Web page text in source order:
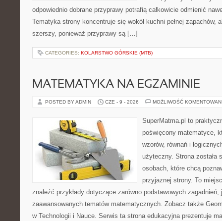
odpowiednio dobrane przyprawy potrafią całkowicie odmienić
Tematyka strony koncentruje się wokół kuchni pełnej zapachów,
szerszy, ponieważ przyprawy są […]
CATEGORIES: KOLARSTWO GÓRSKIE (MTB)
MATEMATYKA NA EGZAMINIE
POSTED BY ADMIN CZE - 9 - 2026 MOŻLIWOŚĆ
SuperMatma.pl to
poświęcony matematyce,
wzorów, równań i
użyteczny. Strona została
osobach, które chcą
przyjaznej strony. To
znaleźć przykłady dotyczące zarówno podstawowych zagadnień,
zaawansowanych tematów matematycznych. Zobacz także
w Technologii i Nauce. Serwis ta strona edukacyjna prezentuje